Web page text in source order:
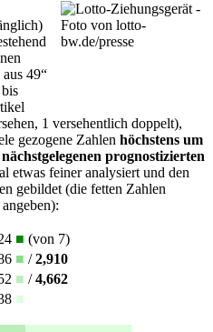
49“
1 versehentlich doppelt),
gezogene Zahlen höchstens um
prognostizierten
etwas feiner analysiert und den
gebildet (die fetten Zahlen
■ (von 7)
■ /2,910
■ /4,662
■